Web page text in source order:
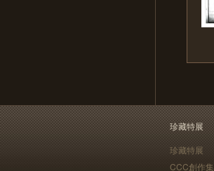
珍藏特展
珍藏特展
CCC創作集